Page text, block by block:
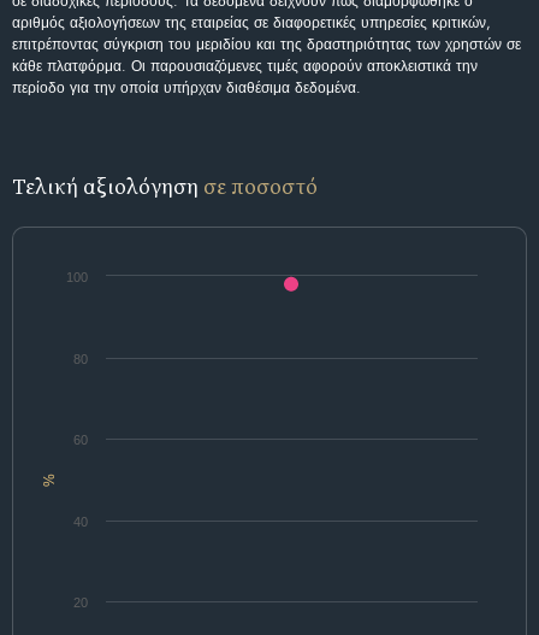
αριθμός αξιολογήσεων της εταιρείας σε διαφορετικές υπηρεσίες κριτικών,
επιτρέποντας σύγκριση του μεριδίου και της δραστηριότητας των χρηστών σε
κάθε πλατφόρμα. Οι παρουσιαζόμενες τιμές αφορούν αποκλειστικά την
περίοδο για την οποία υπήρχαν διαθέσιμα δεδομένα.
Τελική αξιολόγηση σε ποσοστό
%
20
40
60
80
100